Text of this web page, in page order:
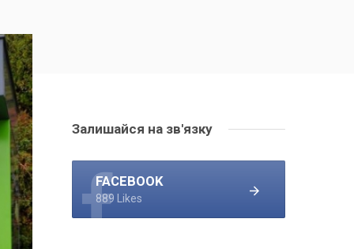
Залишайся на зв'язку
FACEBOOK
889 Likes